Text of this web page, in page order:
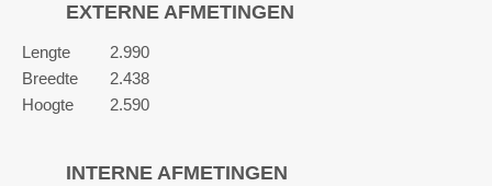
EXTERNE AFMETINGEN
Lengte
2.990
Breedte
2.438
Hoogte
2.590
INTERNE AFMETINGEN